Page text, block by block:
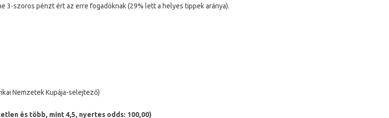
3-szoros pénzt ért az erre fogadóknak (29% lett a helyes tippek aránya).
Nemzetek Kupája-selejtező)
és több, mint 4,5, nyertes odds: 100,00)